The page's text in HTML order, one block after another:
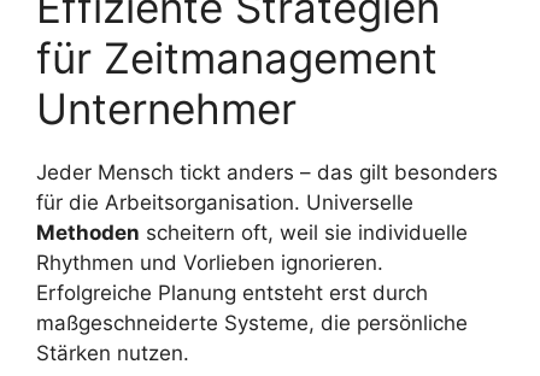
für Zeitmanagement
Unternehmer
Jeder Mensch tickt anders – das gilt besonders
für die Arbeitsorganisation. Universelle
Methoden scheitern oft, weil sie individuelle
Rhythmen und Vorlieben ignorieren.
Erfolgreiche Planung entsteht erst durch
maßgeschneiderte Systeme, die persönliche
Stärken nutzen.